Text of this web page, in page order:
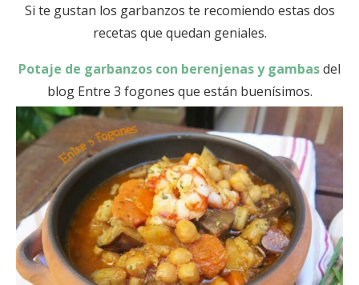
Si te gustan los garbanzos te recomiendo estas dos
recetas que quedan geniales.
Potaje de garbanzos con berenjenas y gambasdel
blog Entre 3 fogones que están buenísimos.